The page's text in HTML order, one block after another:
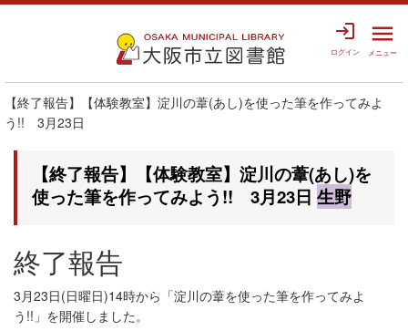
login
ログイン
menu
メニュー
【終了報告】【体験教室】淀川の葦(あし)を使った筆を作ってみよ
う!! 3月23日
【終了報告】【体験教室】淀川の葦(あし)を
使った筆を作ってみよう!! 3月23日 生野
終了報告
3月23日(日曜日)14時から「淀川の葦を使った筆を作ってみよ
う!!」を開催しました。